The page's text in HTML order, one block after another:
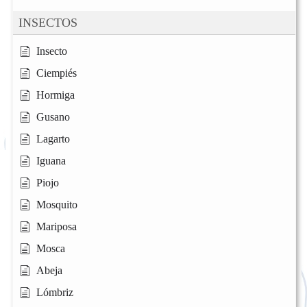
INSECTOS
Insecto
Ciempiés
Hormiga
Gusano
Lagarto
Iguana
Piojo
Mosquito
Mariposa
Mosca
Abeja
Lómbriz